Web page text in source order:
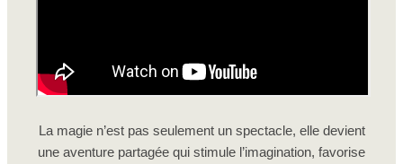
La magie n’est pas seulement un spectacle, elle devient
une aventure partagée qui stimule l’imagination, favorise